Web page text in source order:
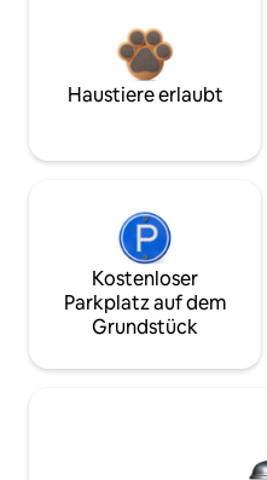
Haustiere erlaubt
Kostenloser
Parkplatz auf dem
Grundstück